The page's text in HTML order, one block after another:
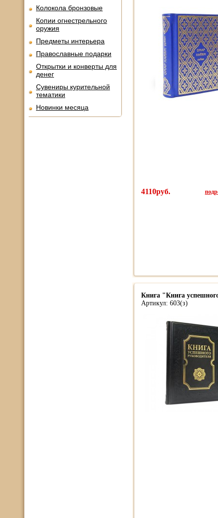
Колокола бронзовые
Копии огнестрельного
оружия
Предметы интерьера
Православные подарки
Открытки и конверты для
денег
Сувениры курительной
тематики
Новинки месяца
4110руб.
Книга "Книга
Артикул: 603(з)